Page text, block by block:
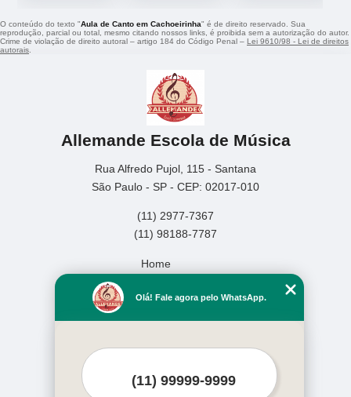
O conteúdo do texto "Aula de Canto em Cachoeirinha" é de direito reservado. Sua
reprodução, parcial ou total, mesmo citando nossos links, é proibida sem a autorização do autor.
Crime de violação de direito autoral – artigo 184 do Código Penal – Lei 9610/98 - Lei de direitos
autorais
Allemande Escola de Música
Rua Alfredo Pujol, 115 - Santana
São Paulo - SP - CEP: 02017-010
(11) 2977-7367
(11) 98188-7787
Home
Missão
Serviços
Mais Serviços
Olá! Fale agora pelo WhatsApp.